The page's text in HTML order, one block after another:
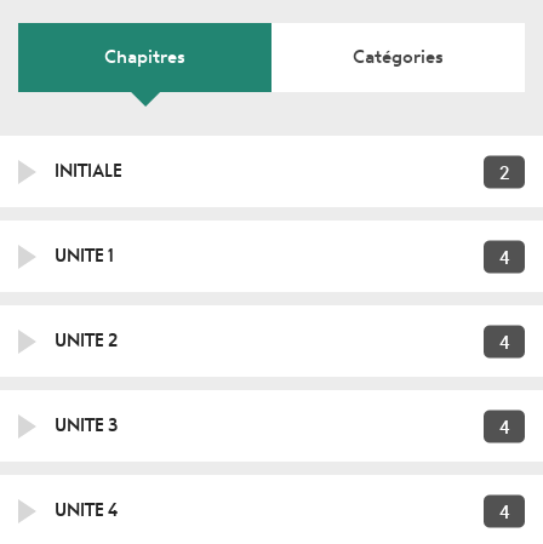
Chapitres Catégories
INITIALE 2
UNITE 1 4
UNITE 2 4
UNITE 3 4
UNITE 4 4